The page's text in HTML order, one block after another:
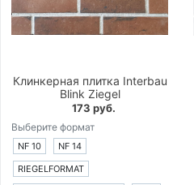
Клинкерная плитка Interbau
Blink Ziegel
173 руб.
Выберите формат
NF 10
NF 14
RIEGELFORMAT